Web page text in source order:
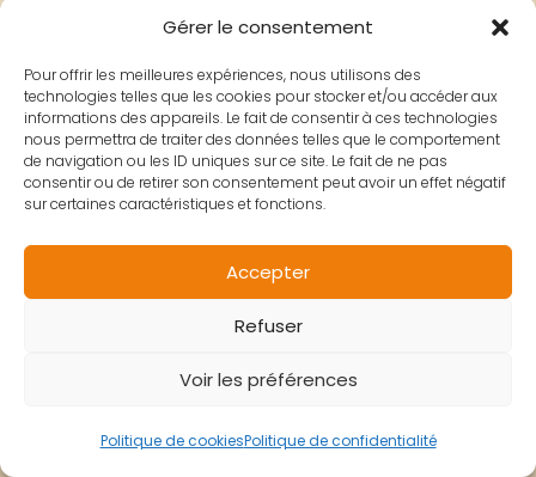
Gérer le consentement
Pour offrir les meilleures expériences, nous utilisons des
technologies telles que les cookies pour stocker et/ou accéder aux
informations des appareils. Le fait de consentir à ces technologies
nous permettra de traiter des données telles que le comportement
de navigation ou les ID uniques sur ce site. Le fait de ne pas
consentir ou de retirer son consentement peut avoir un effet négatif
sur certaines caractéristiques et fonctions.
Accepter
Refuser
Voir les préférences
Politique de cookiesPolitique de confidentialité
JOINT SPI
EMBIELLAGE VIVA3
OEM PEUGEOT